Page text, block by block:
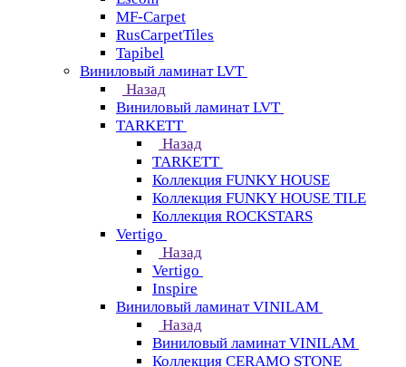
MF-Carpet
RusCarpetTiles
Tapibel
Виниловый ламинат LVT
Назад
Виниловый ламинат LVT
TARKETT
Назад
TARKETT
Коллекция FUNKY HOUSE
Коллекция FUNKY HOUSE TILE
Коллекция ROCKSTARS
Vertigo
Назад
Vertigo
Inspire
Виниловый ламинат VINILAM
Назад
Виниловый ламинат VINILAM
Коллекция CERAMO STONE